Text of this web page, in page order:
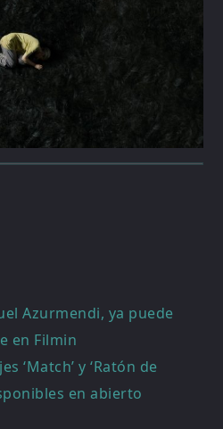
Azurmendi, ya puede
en Filmin
‘Match’ y ‘Ratón de
en abierto